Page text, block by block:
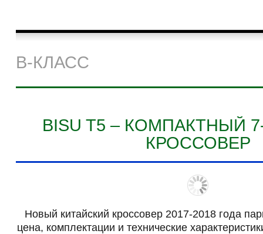
B-КЛАСС
BISU T5 – КОМПАКТНЫЙ
КРОССОВЕР
Новый китайский кроссовер 2017-2018 года
цена, комплектации и технические